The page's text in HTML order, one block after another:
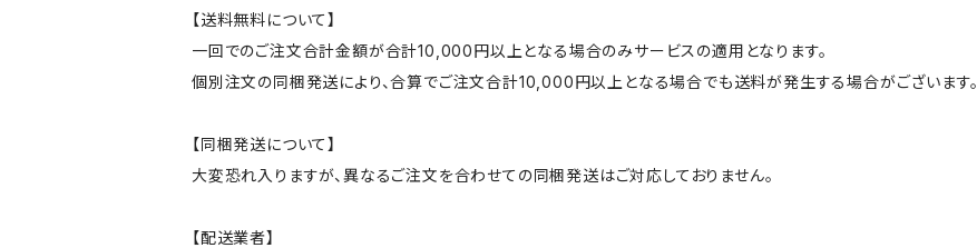
【送料無料について】
一回でのご注文合計金額が合計10,000円以上となる場合のみサービスの適用となります。
個別注文の同梱発送により、合算でご注文合計10,000円以上となる場合でも送料が発生する場合がございます。
【同梱発送について】
大変恐れ入りますが、異なるご注文を合わせての同梱発送はご対応しておりません。
【配送業者】